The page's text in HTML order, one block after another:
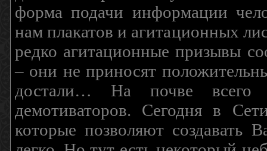
форма подачи информации
нам плакатов и агитационных
редко агитационные призывы
– они не приносят
достали… На почве всего
демотиваторов. Сегодня в
которые позволяют создавать